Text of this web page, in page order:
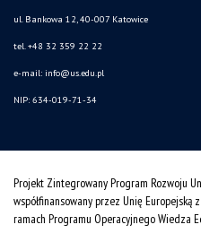
ul. Bankowa 12, 40-007 Katowice
tel. +48 32 359 22 22
e-mail: info@us.edu.pl
NIP: 634-019-71-34
Projekt Zintegrowany Program Rozwoju
współfinansowany przez Unię Europejską
ramach Programu Operacyjnego Wiedza